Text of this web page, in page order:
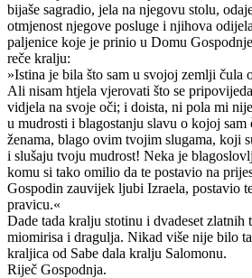
bijaše sagradio, jela na njegovu stolu,
otmjenost njegove posluge i njihova
paljenice koje je prinio u Domu
reče kralju:
»Istina je bila što sam u svojoj zemlji čula
Ali nisam htjela vjerovati što se
vidjela na svoje oči; i doista, ni pola mi
u mudrosti i blagostanju slavu o kojoj
ženama, blago ovim tvojim slugama, koji
i slušaju tvoju mudrost! Neka je
komu si tako omilio da te postavio na
Gospodin zauvijek ljubi Izraela, postavio
pravicu.«
Dade tada kralju stotinu i dvadeset zlatnih
miomirisa i dragulja. Nikad više nije bilo
kraljica od Sabe dala kralju Salomonu.
Riječ Gospodnja.